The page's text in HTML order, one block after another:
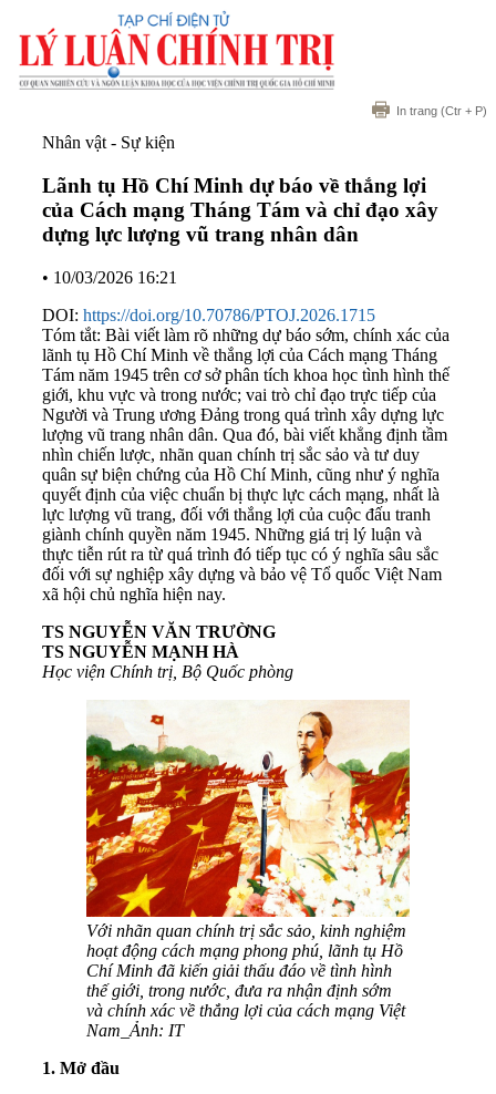
In trang (Ctr + P)
Nhân vật - Sự kiện
Lãnh tụ Hồ Chí Minh dự báo về thắng lợi
của Cách mạng Tháng Tám và chỉ đạo xây
dựng lực lượng vũ trang nhân dân
• 10/03/2026 16:21
DOI: https://doi.org/10.70786/PTOJ.2026.1715
Tóm tắt: Bài viết làm rõ những dự báo sớm, chính xác của
lãnh tụ Hồ Chí Minh về thắng lợi của Cách mạng Tháng
Tám năm 1945 trên cơ sở phân tích khoa học tình hình thế
giới, khu vực và trong nước; vai trò chỉ đạo trực tiếp của
Người và Trung ương Đảng trong quá trình xây dựng lực
lượng vũ trang nhân dân. Qua đó, bài viết khẳng định tầm
nhìn chiến lược, nhãn quan chính trị sắc sảo và tư duy
quân sự biện chứng của Hồ Chí Minh, cũng như ý nghĩa
quyết định của việc chuẩn bị thực lực cách mạng, nhất là
lực lượng vũ trang, đối với thắng lợi của cuộc đấu tranh
giành chính quyền năm 1945. Những giá trị lý luận và
thực tiễn rút ra từ quá trình đó tiếp tục có ý nghĩa sâu sắc
đối với sự nghiệp xây dựng và bảo vệ Tổ quốc Việt Nam
xã hội chủ nghĩa hiện nay.
TS NGUYỄN VĂN TRƯỜNG
TS NGUYỄN MẠNH HÀ
Học viện Chính trị, Bộ Quốc phòng
Với nhãn quan chính trị sắc sảo, kinh nghiệm
hoạt động cách mạng phong phú, lãnh tụ Hồ
Chí Minh đã kiến giải thấu đáo về tình hình
thế giới, trong nước, đưa ra nhận định sớm
và chính xác về thắng lợi của cách mạng Việt
Nam_Ảnh: IT
1. Mở đầu